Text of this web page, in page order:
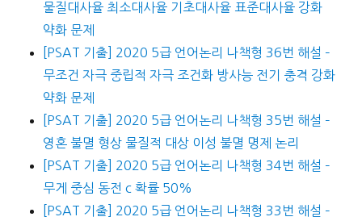
물질대사율 최소대사율 기초대사율 표준대사율 강화
약화 문제
[PSAT 기출] 2020 5급 언어논리 나책형 36번 해설 –
무조건 자극 중립적 자극 조건화 방사능 전기 충격 강화
약화 문제
[PSAT 기출] 2020 5급 언어논리 나책형 35번 해설 –
영혼 불멸 형상 물질적 대상 이성 불멸 명제 논리
[PSAT 기출] 2020 5급 언어논리 나책형 34번 해설 –
무게 중심 동전 c 확률 50%
[PSAT 기출] 2020 5급 언어논리 나책형 33번 해설 –